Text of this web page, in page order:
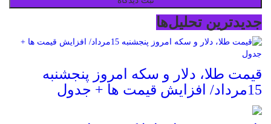
جدیدترین تحلیل‌ها
قیمت طلا، دلار و سکه امروز پنجشنبه
15مرداد/ افزایش قیمت ها + جدول